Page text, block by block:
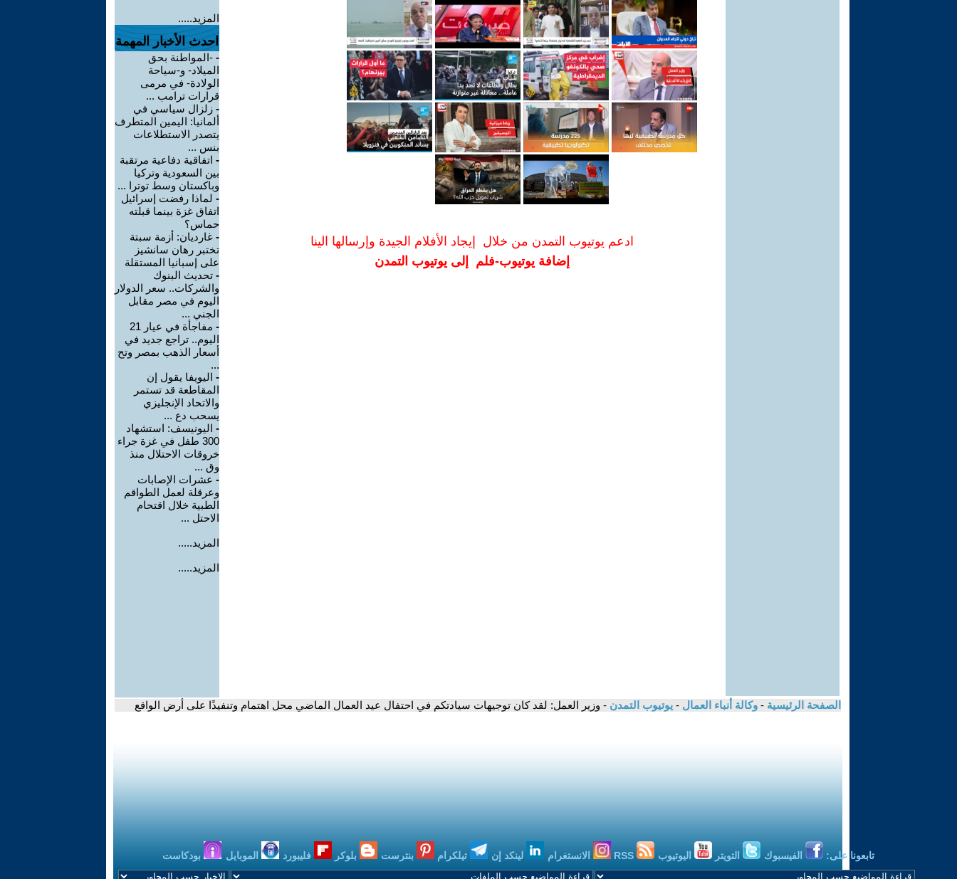
ادعم يوتيوب التمدن من خلال إيجاد الأفلام الجيدة وإرسالها الينا
إضافة يوتيوب-فلم إلى يوتيوب التمدن
المزيد.....
احدث الأخبار المهمة
- -المواطنة بحق
الميلاد- و-سياحة
الولادة- في مرمى
قرارات ترامب ...
- زلزال سياسي في
ألمانيا: اليمين المتطرف
يتصدر الاستطلاعات
بنس ...
- اتفاقية دفاعية مرتقبة
بين السعودية وتركيا
وباكستان وسط توترا ...
- لماذا رفضت إسرائيل
اتفاق غزة بينما قبلته
حماس؟
- غارديان: أزمة سبتة
تختبر رهان سانشيز
على إسبانيا المستقلة
- تحديث البنوك
والشركات.. سعر الدولار
اليوم في مصر مقابل
الجني ...
-
مفاجأة في عيار 21
اليوم.. تراجع جديد في
أسعار الذهب بمصر وتح
...
- اليويفا يقول إن
المقاطعة قد تستمر
والاتحاد الإنجليزي
يسحب دع ...
- اليونيسف: استشهاد
300 طفل في غزة جراء
خروقات الاحتلال منذ
وق ...
- عشرات الإصابات
وعرقلة لعمل الطواقم
الطبية خلال اقتحام
الاحتل ...
المزيد.....
المزيد.....
الصفحة الرئيسية - وكالة أنباء العمال - يوتيوب التمدن - وزير العمل: لقد كان توجيهات سيادتكم في احتفال عيد العمال الماضي محل اهتمام وتنفيذًا على أرض الواقع
تابعونا على: الفيسبوك التويتر اليوتيوب الانستغرام لينكد إن تيلكرام بنترست بلوكر فليبورد الموبايل بودكاست